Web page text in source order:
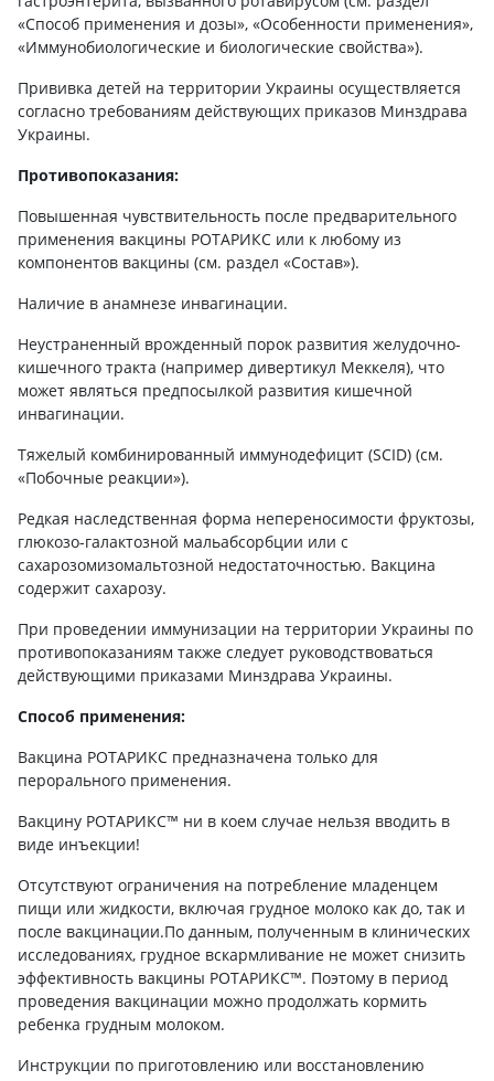
«Способ применения и дозы», «Особенности применения»,
«Иммунобиологические и биологические свойства»).
Прививка детей на территории Украины осуществляется
согласно требованиям действующих приказов Минздрава
Украины.
Противопоказания:
Повышенная чувствительность после предварительного
применения вакцины РОТАРИКС или к любому из
компонентов вакцины (см. раздел «Состав»).
Наличие в анамнезе инвагинации.
Неустраненный врожденный порок развития желудочно-
кишечного тракта (например дивертикул Меккеля), что
может являться предпосылкой развития кишечной
инвагинации.
Тяжелый комбинированный иммунодефицит (SCID) (см.
«Побочные реакции»).
Редкая наследственная форма непереносимости фруктозы,
глюкозо-галактозной мальабсорбции или с
сахарозомизомальтозной недостаточностью. Вакцина
содержит сахарозу.
При проведении иммунизации на территории Украины по
противопоказаниям также следует руководствоваться
действующими приказами Минздрава Украины.
Способ применения:
Вакцина РОТАРИКС предназначена только для
перорального применения.
Вакцину РОТАРИКС™ ни в коем случае нельзя вводить в
виде инъекции!
Отсутствуют ограничения на потребление младенцем
пищи или жидкости, включая грудное молоко как до, так и
после вакцинации.По данным, полученным в клинических
исследованиях, грудное вскармливание не может снизить
эффективность вакцины РОТАРИКС™. Поэтому в период
проведения вакцинации можно продолжать кормить
ребенка грудным молоком.
Инструкции по приготовлению или восстановлению